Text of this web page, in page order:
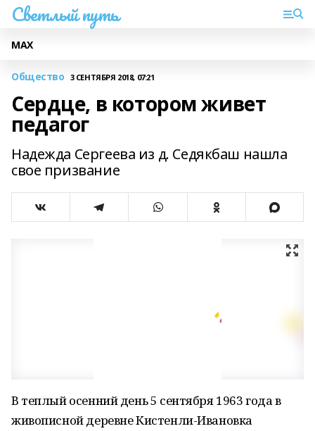
Светлый путь
МАХ
Общество 3 СЕНТЯБРЯ 2018, 07:21
Сердце, в котором живет
педагог
Надежда Сергеева из д. Седякбаш нашла
свое призвание
В теплый осенний день 5 сентября 1963 года в
живописной деревне Кистенли-Ивановка